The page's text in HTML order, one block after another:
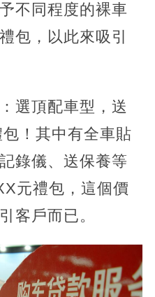
不同程度的裸車
包，以此來吸引
選頂配車型，送
！其中有全車貼
錄儀、送保養等
元禮包，這個價
客戶而已。